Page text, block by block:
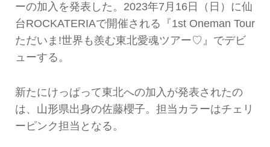
ーの加入を発表した。2023年7月16日（日）に仙
台ROCKATERIAで開催される『1st Oneman Tour
ただいま!世界も羨む東北愛魂ツアー♡』でデビ
ューする。
新たにけっぱって東北への加入が発表されたの
は、山形県出身の佐藤櫻子。担当カラーはチェリ
ーピンク担当となる。